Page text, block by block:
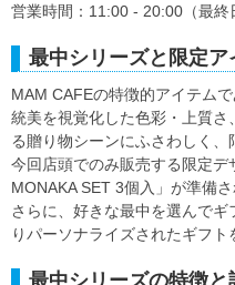
営業時間：11:00 - 20:00（最終
最中シリーズと限定ア
MAM CAFEの特徴的アイテム
統美を視覚化した色彩・上質
る贈り物シーンにふさわしく、
今回店頭でのみ販売する限定
MONAKA SET 3個入」が準備さ
さらに、好きな最中を選んで
りパーソナライズされたギフト
最中シリーズの特徴と